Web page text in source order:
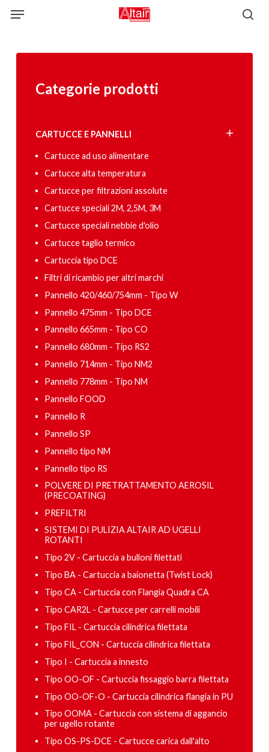
content
Menu
Categorie prodotti
CARTUCCE E PANNELLI
Cartucce ad uso alimentare
Cartucce alta temperatura
Cartucce per filtrazioni assolute
Cartucce speciali 2M, 2,5M, 3M
Cartucce speciali nebbie d'olio
Cartucce taglio termico
Cartuccia tipo DCE
Filtri di ricambio per altri marchi
Pannello 420/460/754mm - Tipo W
Pannello 475mm - Tipo DCE
Pannello 665mm - Tipo CO
Pannello 680mm - Tipo RS2
Pannello 714mm - Tipo NM2
Pannello 778mm - Tipo NM
Pannello FOOD
Pannello R
Pannello SP
Pannello tipo NM
Pannello tipo RS
POLVERE DI PRETRATTAMENTO AEROSIL
(PRECOATING)
PREFILTRI
SISTEMI DI PULIZIA ALTAIR AD UGELLI
ROTANTI
Tipo 2V - Cartuccia a bulloni filettati
Tipo BA - Cartuccia a baionetta (Twist Lock)
Tipo CA - Cartuccia con Flangia Quadra CA
Tipo CAR2L - Cartucce per carrelli mobili
Tipo FIL - Cartuccia cilindrica filettata
Tipo FIL_CON - Cartuccia cilindrica filettata
Tipo I - Cartuccia a innesto
Tipo OO-OF - Cartuccia fissaggio barra filettata
Tipo OO-OF-O - Cartuccia cilindrica flangia in PU
Tipo OOMA - Cartuccia con sistema di aggancio
per ugello rotante
Tipo OS-PS-DCE - Cartucce carica dall'alto